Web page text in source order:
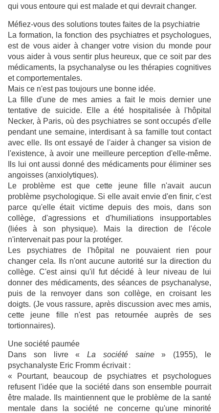
qui vous entoure qui est malade et qui devrait changer.
Méfiez-vous des solutions toutes faites de la psychiatrie
La formation, la fonction des psychiatres et psychologues,
est de vous aider à changer votre vision du monde pour
vous aider à vous sentir plus heureux, que ce soit par des
médicaments, la psychanalyse ou les thérapies cognitives
et comportementales.
Mais ce n'est pas toujours une bonne idée.
La fille d'une de mes amies a fait le mois dernier une
tentative de suicide. Elle a été hospitalisée à l'hôpital
Necker, à Paris, où des psychiatres se sont occupés d'elle
pendant une semaine, interdisant à sa famille tout contact
avec elle. Ils ont essayé de l'aider à changer sa vision de
l'existence, à avoir une meilleure perception d'elle-même.
Ils lui ont aussi donné des médicaments pour éliminer ses
angoisses (anxiolytiques).
Le problème est que cette jeune fille n'avait aucun
problème psychologique. Si elle avait envie d'en finir, c'est
parce qu'elle était victime depuis des mois, dans son
collège, d'agressions et d'humiliations insupportables
(liées à son physique). Mais la direction de l'école
n'intervenait pas pour la protéger.
Les psychiatres de l'hôpital ne pouvaient rien pour
changer cela. Ils n'ont aucune autorité sur la direction du
collège. C'est ainsi qu'il fut décidé à leur niveau de lui
donner des médicaments, des séances de psychanalyse,
puis de la renvoyer dans son collège, en croisant les
doigts. (Je vous rassure, après discussion avec mes amis,
cette jeune fille n'est pas retournée auprès de ses
tortionnaires).
Une société paumée
Dans son livre «La société saine» (1955), le
psychanalyste Eric Fromm écrivait :
« Pourtant, beaucoup de psychiatres et psychologues
refusent l'idée que la société dans son ensemble pourrait
être malade. Ils maintiennent que le problème de la santé
mentale dans la société ne concerne qu'une minorité